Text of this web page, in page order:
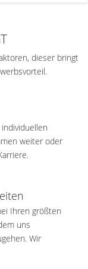
dieser bringt
weiter oder
Ihren größten
uns
Wir